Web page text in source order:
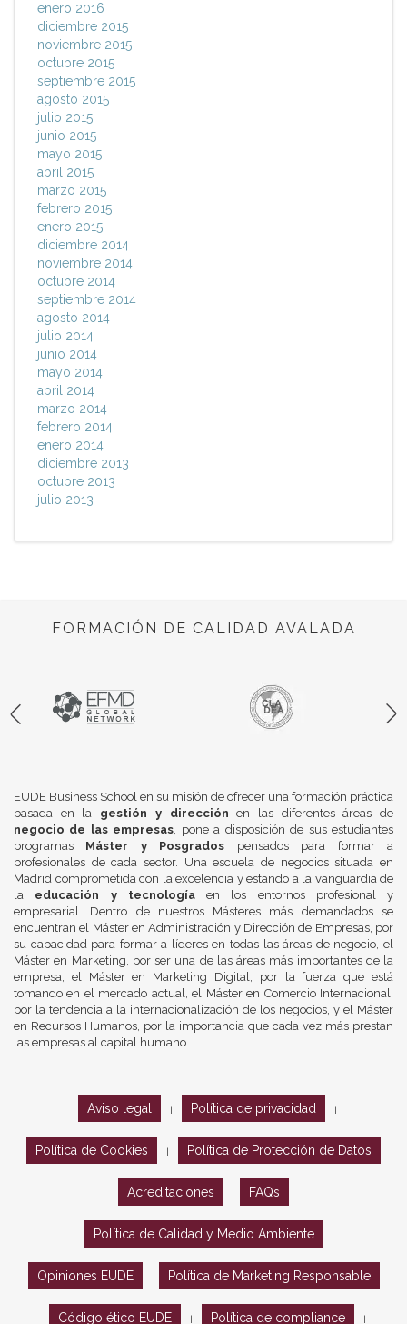
enero 2016
diciembre 2015
noviembre 2015
octubre 2015
septiembre 2015
agosto 2015
julio 2015
junio 2015
mayo 2015
abril 2015
marzo 2015
febrero 2015
enero 2015
diciembre 2014
noviembre 2014
octubre 2014
septiembre 2014
agosto 2014
julio 2014
junio 2014
mayo 2014
abril 2014
marzo 2014
febrero 2014
enero 2014
diciembre 2013
octubre 2013
julio 2013
FORMACIÓN DE CALIDAD AVALADA
EUDE Business School en su misión de ofrecer una formación práctica
basada en la gestión y dirección en las diferentes áreas de
negocio de las empresas, pone a disposición de sus estudiantes
programas Máster y Posgrados pensados para formar a
profesionales de cada sector. Una escuela de negocios situada en
Madrid comprometida con la excelencia y estando a la vanguardia de
la educación y tecnologíaen los entornos profesional y
empresarial. Dentro de nuestros Másteres más demandados se
encuentran el Máster en Administración y Dirección de Empresas, por
su capacidad para formar a líderes en todas las áreas de negocio, el
Máster en Marketing, por ser una de las áreas más importantes de la
empresa, el Máster en Marketing Digital, por la fuerza que está
tomando en el mercado actual, el Máster en Comercio Internacional,
por la tendencia a la internacionalización de los negocios, y el Máster
en Recursos Humanos, por la importancia que cada vez más prestan
las empresas al capital humano.
Aviso legal Política de privacidad
Política de Cookies Política de Protección de Datos
Acreditaciones FAQs
Política de Calidad y Medio Ambiente
Opiniones EUDE Política de Marketing Responsable
Código ético EUDE Política de compliance